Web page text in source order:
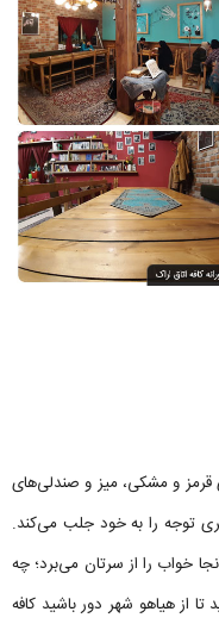
قرمز و مشکی، میز و صندلی‌های
توجه را به خود جلب می‌کند.
خواب را از سرتان می‌برد؛ چه
از هیاهو شهر دور باشید کافه